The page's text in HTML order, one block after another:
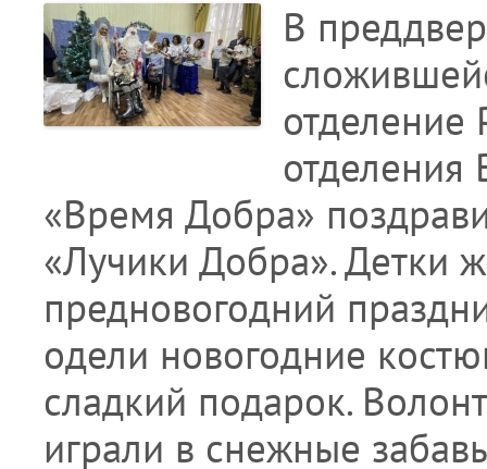
В
отделение
«Время Добра»
«Лучики Добра». Детки
предновогодний
одели новогодние
сладкий подарок.
играли в снежные